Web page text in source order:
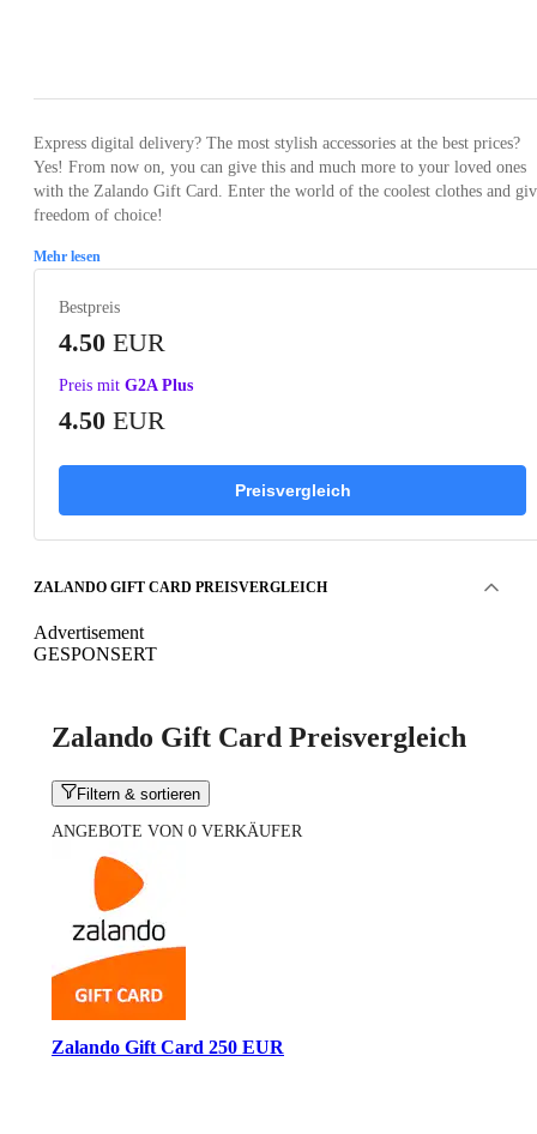
Express digital delivery? The most stylish accessories at the best prices?
Yes! From now on, you can give this and much more to your loved ones
with the Zalando Gift Card. Enter the world of the coolest clothes and
freedom of choice!
Mehr lesen
Bestpreis
4.50 EUR
Preis mit G2A Plus
4.50 EUR
Preisvergleich
ZALANDO GIFT CARD PREISVERGLEICH
Advertisement
GESPONSERT
Zalando Gift Card Preisvergleich
Filtern & sortieren
ANGEBOTE VON 0 VERKÄUFER
Zalando Gift Card 250 EUR